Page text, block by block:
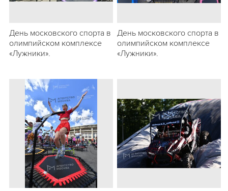
День московского спорта в
олимпийском комплексе
«Лужники».
День московского спорта в
олимпийском комплексе
«Лужники».